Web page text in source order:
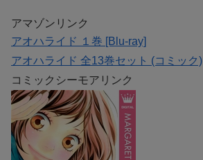
アマゾンリンク
アオハライド １巻 [Blu-ray]
アオハライド 全13巻セット (コミック)
コミックシーモアリンク